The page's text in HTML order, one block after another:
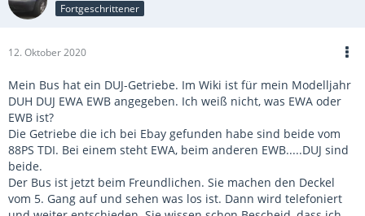
Fortgeschrittener
12. Oktober 2020
Mein Bus hat ein DUJ-Getriebe. Im Wiki ist für mein Modelljahr
DUH DUJ EWA EWB angegeben. Ich weiß nicht, was EWA oder
EWB ist?
Die Getriebe die ich bei Ebay gefunden habe sind beide vom
88PS TDI. Bei einem steht EWA, beim anderen EWB.....DUJ sind
beide.
Der Bus ist jetzt beim Freundlichen. Sie machen den Deckel
vom 5. Gang auf und sehen was los ist. Dann wird telefoniert